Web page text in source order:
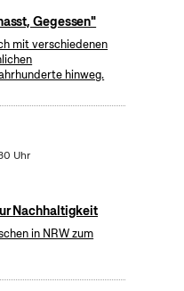
Gegessen"
mit verschiedenen
hinweg.
Uhr
Nachhaltigkeit
in NRW zum